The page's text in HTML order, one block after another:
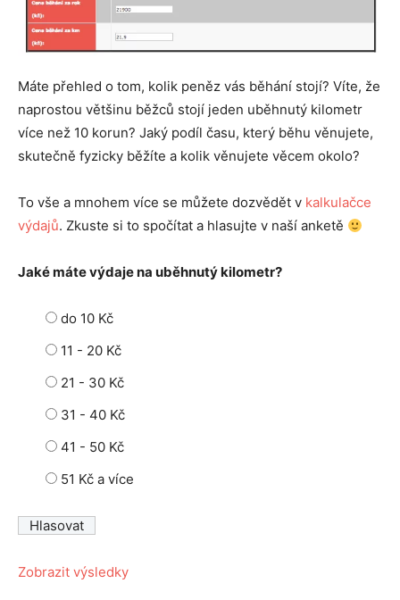
Máte přehled o tom, kolik peněz vás běhání stojí? Víte, že
naprostou většinu běžců stojí jeden uběhnutý kilometr
více než 10 korun? Jaký podíl času, který běhu věnujete,
skutečně fyzicky běžíte a kolik věnujete věcem okolo?
To vše a mnohem více se můžete dozvědět v kalkulačce
výdajů. Zkuste si to spočítat a hlasujte v naší anketě
Jaké máte výdaje na uběhnutý kilometr?
do 10 Kč
11 - 20 Kč
21 - 30 Kč
31 - 40 Kč
41 - 50 Kč
51 Kč a více
Zobrazit výsledky